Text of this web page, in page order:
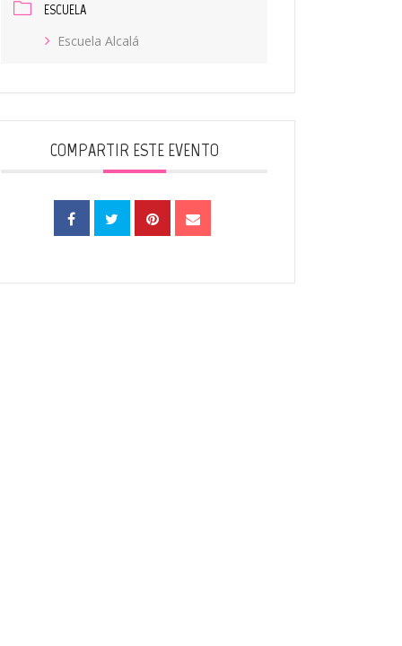
ESCUELA
Escuela Alcalá
COMPARTIR ESTE EVENTO